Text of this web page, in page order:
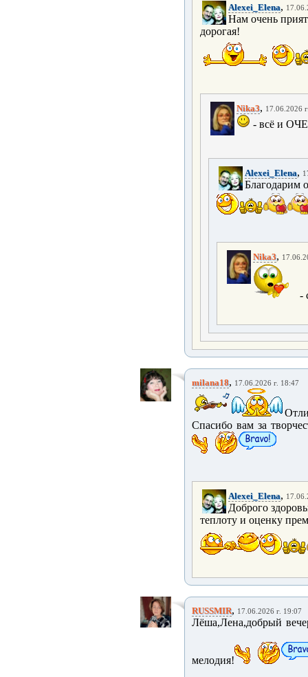
Alexei_Elena,
Нам очень
дорогая!
Nika3, 17.06.2026
- всё и
Alexei_Elena,
Благодарим
Nika3,
-
milana18, 17.06.2026 г. 18:47
Спасибо вам за
Alexei_Elena,
Доброго
теплоту и оценку
RUSSMIR, 17.06.2026 г. 19:07
Лёша,Лена,добрый
мелодия!